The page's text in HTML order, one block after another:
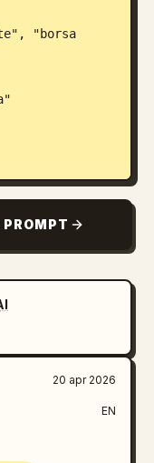
l'atmosfera,
il paesaggio
aperto"],
20 apr 2026
EN